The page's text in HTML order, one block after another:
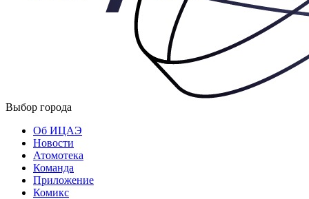
Выбор города
Об ИЦАЭ
Новости
Атомотека
Команда
Приложение
Комикс